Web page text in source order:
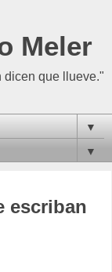
Meler
dicen que llueve."
▼
▼
escriban